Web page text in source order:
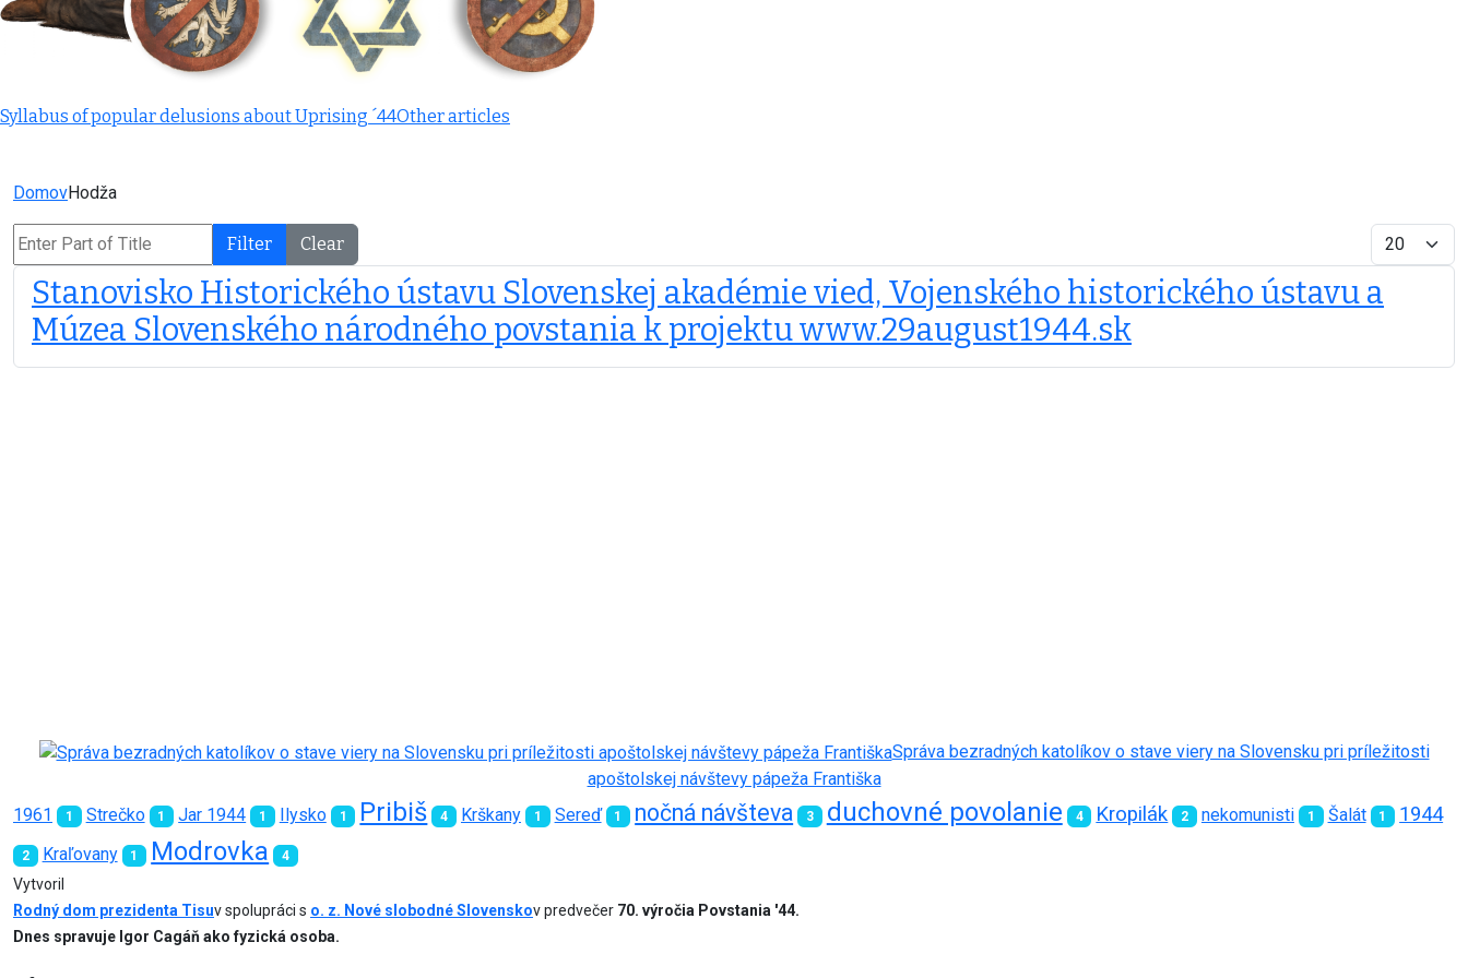
Syllabus of popular delusions about Uprising ´44Other articles
DomovHodža
Enter Part of Title Filter Clear Display #
Stanovisko Historického ústavu Slovenskej akadémie vied, Vojenského historického ústavu a
Múzea Slovenského národného povstania k projektu www.29august1944.sk
Správa bezradných katolíkov o stave viery na Slovensku pri príležitosti
apoštolskej návštevy pápeža Františka
1961
1 Strečko 1 Jar 1944 1 Ilysko 1 Pribiš 4 Krškany 1 Sereď 1 nočná návšteva 3 duchovné povolanie 4 Kropilák 2 nekomunisti 1 Šalát 1 1944
2 Kraľovany 1 Modrovka 4
Vytvoril
Rodný dom prezidenta Tisuv spolupráci s o. z. Nové slobodné Slovenskov predvečer 70. výročia Povstania '44.
Dnes spravuje Igor Cagáň ako fyzická osoba.